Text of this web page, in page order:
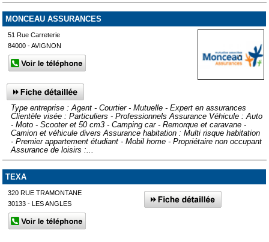
MONCEAU ASSURANCES
51 Rue Carreterie
84000 - AVIGNON
Type entreprise : Agent - Courtier - Mutuelle - Expert en assurances
Clientèle visée : Particuliers - Professionnels Assurance Véhicule : Auto
- Moto - Scooter et 50 cm3 - Camping car - Remorque et caravane -
Camion et véhicule divers Assurance habitation : Multi risque habitation
- Premier appartement étudiant - Mobil home - Propriétaire non occupant
Assurance de loisirs :...
TEXA
320 RUE TRAMONTANE
30133 - LES ANGLES